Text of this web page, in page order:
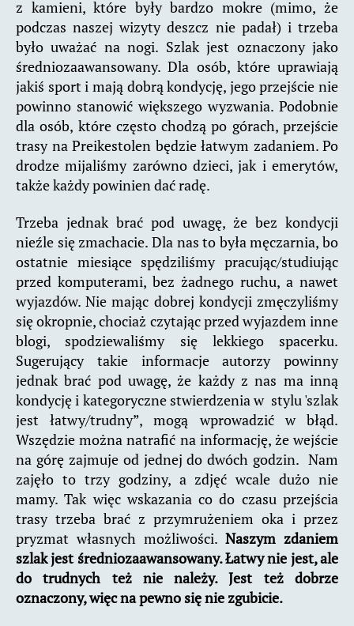
z kamieni, które były bardzo mokre (mimo, że
podczas naszej wizyty deszcz nie padał) i trzeba
było uważać na nogi. Szlak jest oznaczony jako
średniozaawansowany. Dla osób, które uprawiają
jakiś sport i mają dobrą kondycję, jego przejście nie
powinno stanowić większego wyzwania. Podobnie
dla osób, które często chodzą po górach, przejście
trasy na Preikestolen będzie łatwym zadaniem. Po
drodze mijaliśmy zarówno dzieci, jak i emerytów,
także każdy powinien dać radę.
Trzeba jednak brać pod uwagę, że bez kondycji
nieźle się zmachacie. Dla nas to była męczarnia, bo
ostatnie miesiące spędziliśmy pracując/studiując
przed komputerami, bez żadnego ruchu, a nawet
wyjazdów. Nie mając dobrej kondycji zmęczyliśmy
się okropnie, chociaż czytając przed wyjazdem inne
blogi, spodziewaliśmy się lekkiego spacerku.
Sugerujący takie informacje autorzy powinny
jednak brać pod uwagę, że każdy z nas ma inną
kondycję i kategoryczne stwierdzenia w stylu 'szlak
jest łatwy/trudny”, mogą wprowadzić w błąd.
Wszędzie można natrafić na informację, że wejście
na górę zajmuje od jednej do dwóch godzin. Nam
zajęło to trzy godziny, a zdjęć wcale dużo nie
mamy. Tak więc wskazania co do czasu przejścia
trasy trzeba brać z przymrużeniem oka i przez
pryzmat własnych możliwości. Naszym zdaniem
szlak jest średniozaawansowany. Łatwy nie jest, ale
do trudnych też nie należy. Jest też dobrze
oznaczony, więc na pewno się nie zgubicie.